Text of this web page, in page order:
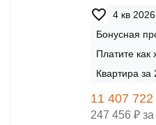
4 кв 2026
Бонусная
Платите как
Квартира
11 407 722
247 456 ₽ за